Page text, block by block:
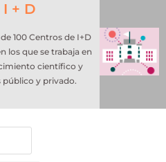
I + D
100 Centros de I+D
los que se trabaja en
científico y
público y privado.